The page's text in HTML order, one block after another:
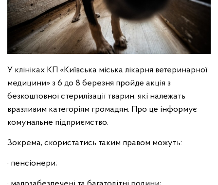
У клініках КП «Київська міська лікарня ветеринарної
медицини» з 6 до 8 березня пройде акція з
безкоштовної стерилізації тварин, які належать
вразливим категоріям громадян. Про це інформує
комунальне підприємство.
Зокрема, скористатись таким правом можуть:
· пенсіонери;